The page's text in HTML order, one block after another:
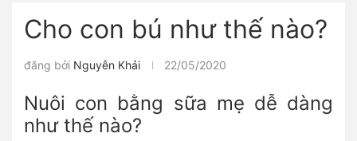
Cho con bú như thế nào?
đăng bởi Nguyễn Khải 22/05/2020
Nuôi con bằng sữa mẹ dễ dàng
như thế nào?